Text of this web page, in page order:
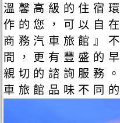
溫馨高級的住宿
作的您，可以自
商務汽車旅館』
間，更有豐盛的
親切的諮詢服務
車旅館品味不同